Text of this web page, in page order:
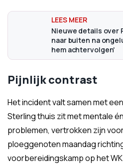
Nieuwe details over
naar buiten na
hem achtervolgen'
Pijnlijk contrast
Het incident valt samen met
Sterling thuis zit met mentale
problemen, vertrokken zijn
ploeggenoten maandag
voorbereidingskamp op het